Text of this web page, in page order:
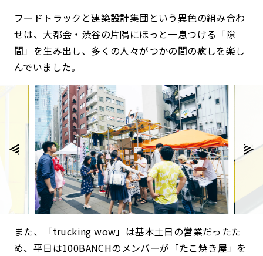
フードトラックと建築設計集団という異色の組み合わ
せは、大都会・渋谷の片隅にほっと一息つける「隙
間」を生み出し、多くの人々がつかの間の癒しを楽し
んでいました。
また、「trucking wow」は基本土日の営業だったた
め、平日は100BANCHのメンバーが「たこ焼き屋」を